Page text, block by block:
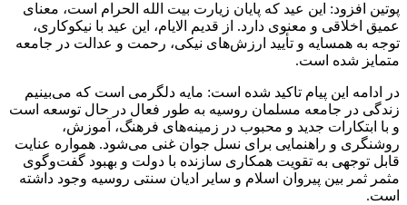
پوتین افزود:‌ این عید که پایان زیارت بیت الله الحرام است، معنای
عمیق اخلاقی و معنوی دارد. از قدیم الایام، این عید با نیکوکاری،
توجه به همسایه و تأیید ارزش‌های نیکی، رحمت و عدالت در جامعه
متمایز شده است.
در ادامه این پیام تاکید شده است: مایه دلگرمی است که می‌بینیم
زندگی در جامعه مسلمان روسیه به طور فعال در حال توسعه است
و با ابتکارات جدید و محبوب در زمینه‌های فرهنگ، آموزش،
روشنگری و راهنمایی برای نسل جوان غنی می‌شود. همواره عنایت
قابل توجهی به تقویت همکاری سازنده با دولت و بهبود گفت‌وگوی
مثمر ثمر بین پیروان اسلام و سایر ادیان سنتی روسیه وجود داشته
است.